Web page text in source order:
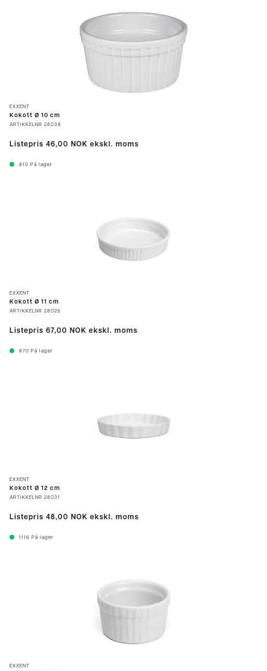
EXXENT
Kokott Ø 10 cm
ARTIKKELNR 28038
Listepris 46,00 NOK ekskl. moms
810 På lager
EXXENT
Kokott Ø 11 cm
ARTIKKELNR 28025
Listepris 67,00 NOK ekskl. moms
870 På lager
EXXENT
Kokott Ø 12 cm
ARTIKKELNR 28031
Listepris 48,00 NOK ekskl. moms
1116 På lager
EXXENT